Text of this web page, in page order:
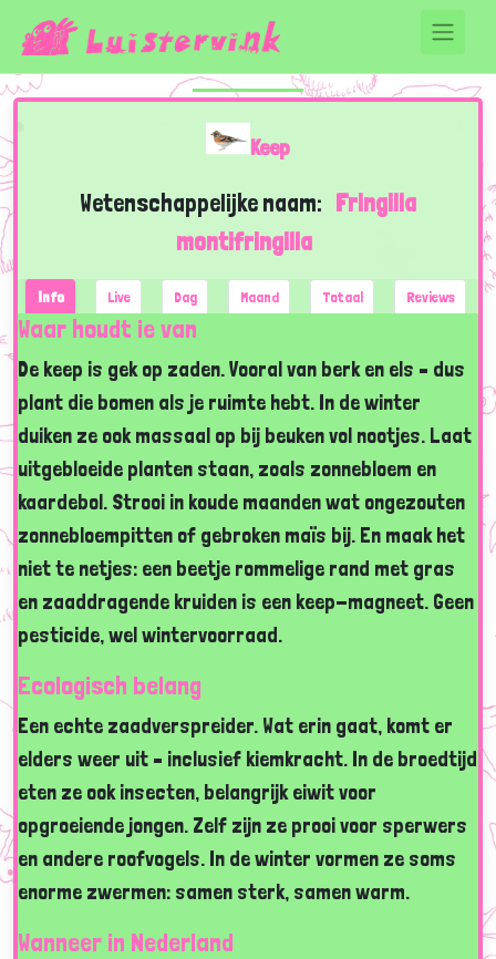
Keep
Wetenschappelijke naam: Fringilla
montifringilla
Info Live Dag Maand Totaal Reviews
Waar houdt ie van
De keep is gek op zaden. Vooral van berk en els – dus
plant die bomen als je ruimte hebt. In de winter
duiken ze ook massaal op bij beuken vol nootjes. Laat
uitgebloeide planten staan, zoals zonnebloem en
kaardebol. Strooi in koude maanden wat ongezouten
zonnebloempitten of gebroken maïs bij. En maak het
niet te netjes: een beetje rommelige rand met gras
en zaaddragende kruiden is een keep-magneet. Geen
pesticide, wel wintervoorraad.
Ecologisch belang
Een echte zaadverspreider. Wat erin gaat, komt er
elders weer uit – inclusief kiemkracht. In de broedtijd
eten ze ook insecten, belangrijk eiwit voor
opgroeiende jongen. Zelf zijn ze prooi voor sperwers
en andere roofvogels. In de winter vormen ze soms
enorme zwermen: samen sterk, samen warm.
Wanneer in Nederland